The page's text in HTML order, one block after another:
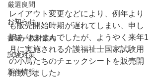
厳選良問
お知らせ
書籍・教材案内
試験対策
新作情報
レイアウト変更などにより、例年より
も販売開始時期が遅れてしまい、申し
訳ありませんでしたが、ようやく来年1
月に実施される介護福祉士国家試験用
の小鳥たちのチェックシートを販売開
始致しました♪